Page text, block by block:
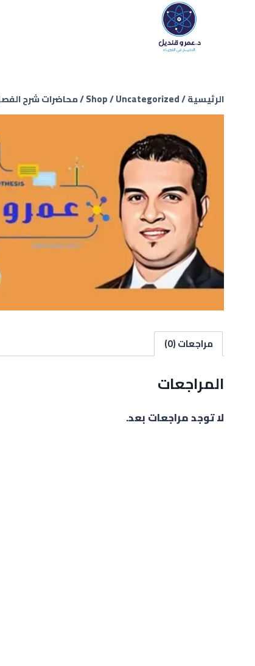
الرئيسية/
Shop/Uncategorized
/محاضرات شرح
مراجعات (0)
المراجعات
لا توجد مراجعات بعد.